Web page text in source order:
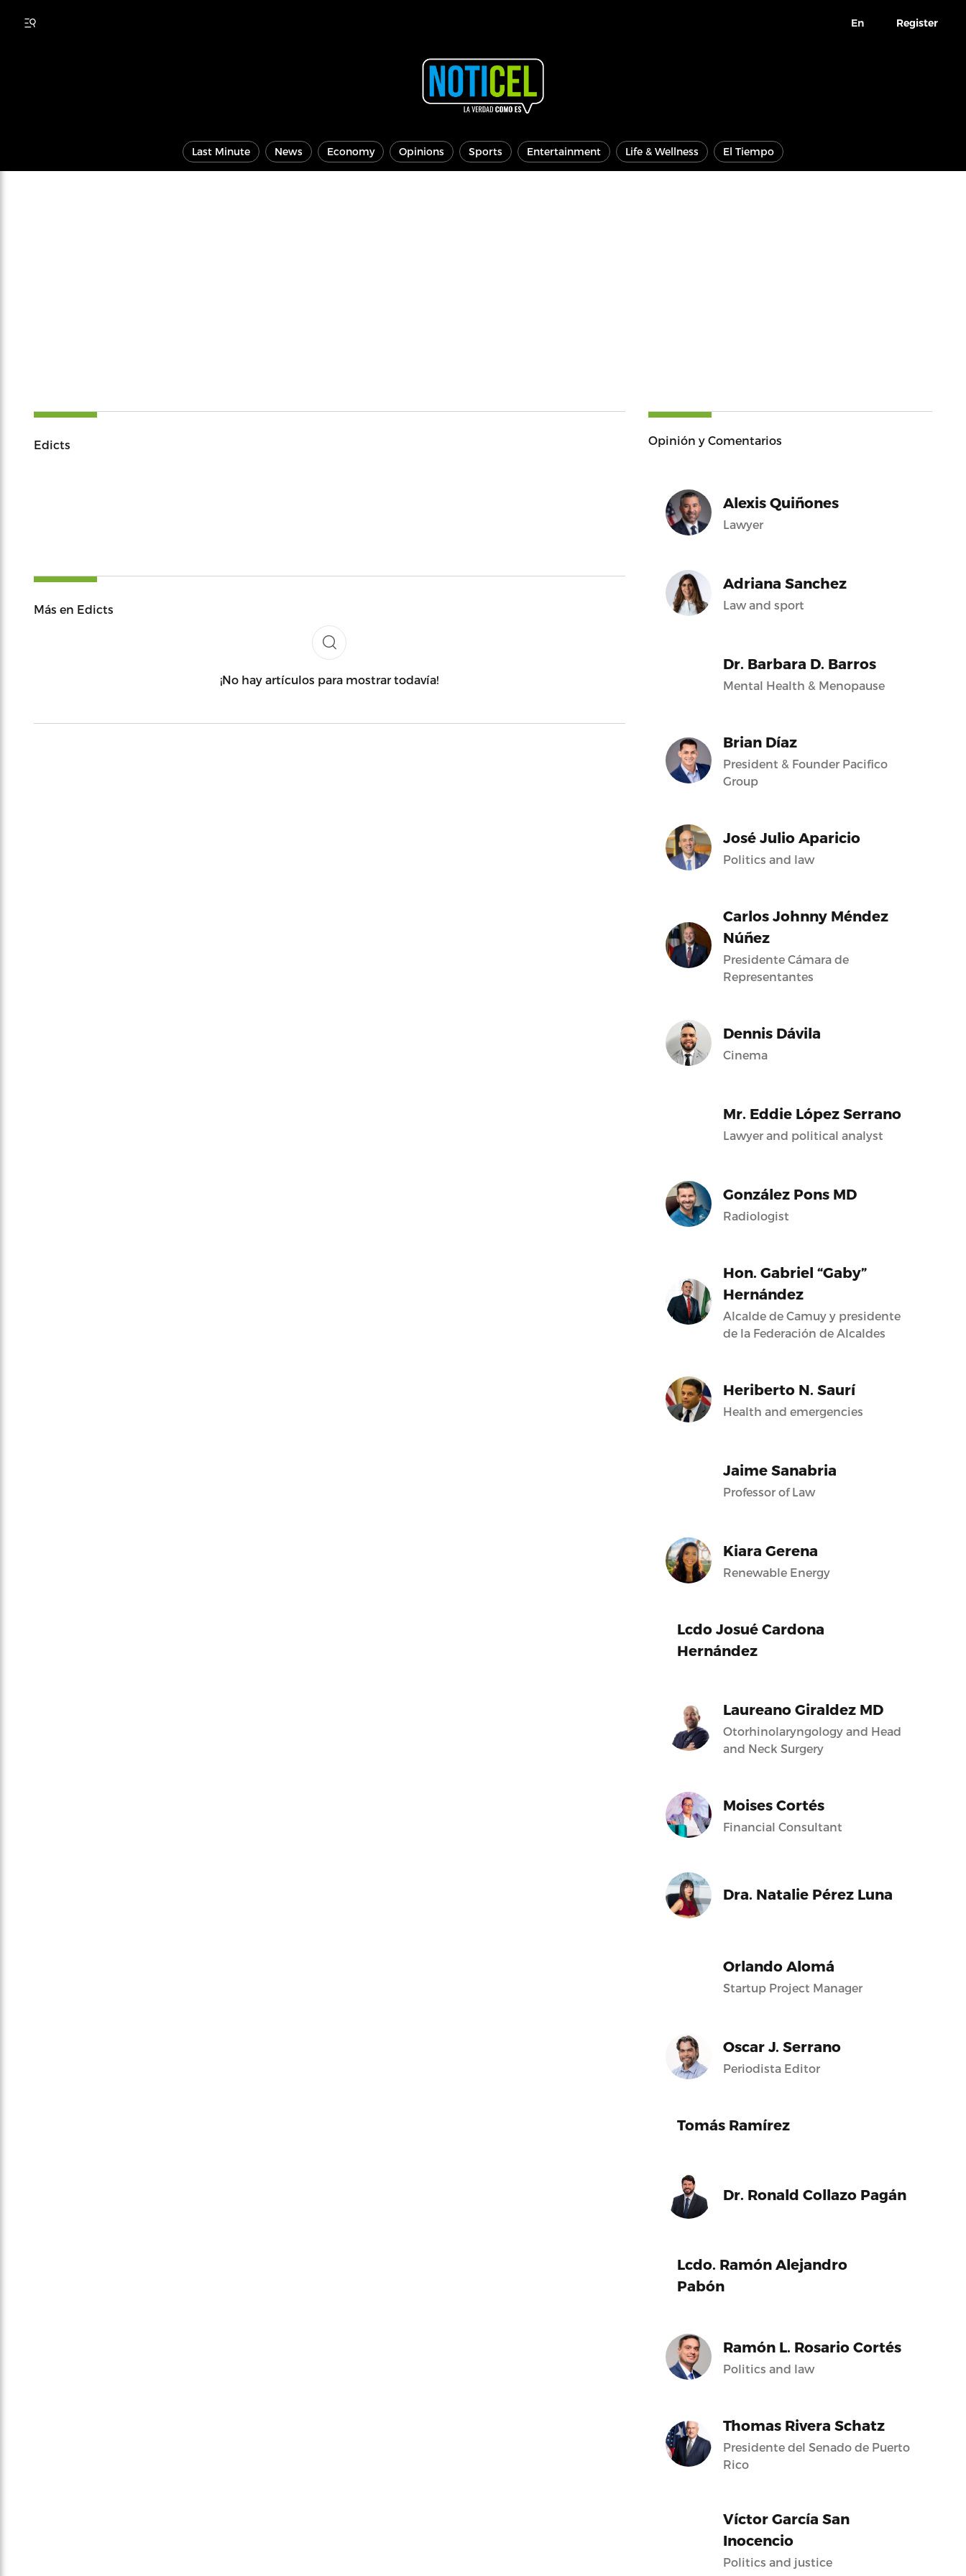
En Register
Last Minute News Economy Opinions Sports Entertainment Life & Wellness El Tiempo
Edicts
Más en Edicts
¡No hay artículos para mostrar todavía!
Opinión y Comentarios
Alexis Quiñones
Lawyer
Adriana Sanchez
Law and sport
Dr. Barbara D. Barros
Mental Health & Menopause
Brian Díaz
President & Founder Pacifico
Group
José Julio Aparicio
Politics and law
Carlos Johnny Méndez
Núñez
Presidente Cámara de
Representantes
Dennis Dávila
Cinema
Mr. Eddie López Serrano
Lawyer and political analyst
González Pons MD
Radiologist
Hon. Gabriel “Gaby”
Hernández
Alcalde de Camuy y presidente
de la Federación de Alcaldes
Heriberto N. Saurí
Health and emergencies
Jaime Sanabria
Professor of Law
Kiara Gerena
Renewable Energy
Lcdo Josué Cardona
Hernández
Laureano Giraldez MD
Otorhinolaryngology and Head
and Neck Surgery
Moises Cortés
Financial Consultant
Dra. Natalie Pérez Luna
Orlando Alomá
Startup Project Manager
Oscar J. Serrano
Periodista Editor
Tomás Ramírez
Dr. Ronald Collazo Pagán
Lcdo. Ramón Alejandro
Pabón
Ramón L. Rosario Cortés
Politics and law
Thomas Rivera Schatz
Presidente del Senado de Puerto
Rico
Víctor García San
Inocencio
Politics and justice